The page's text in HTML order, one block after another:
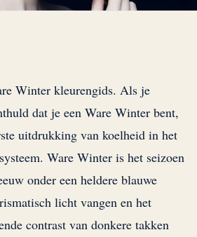
Winter kleurengids. Als je
dat je een Ware Winter bent,
uitdrukking van koelheid in het
Ware Winter is het seizoen
onder een heldere blauwe
licht vangen en het
contrast van donkere takken